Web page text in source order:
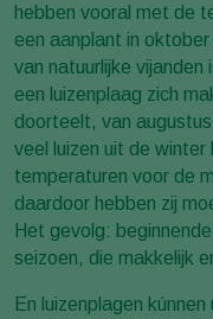
hebben vooral met de
een aanplant in
van natuurlijke
een luizenplaag zich
doorteelt, van
veel luizen uit de winter
temperaturen voor de
daardoor hebben zij
Het gevolg:
seizoen, die makkelijk
En luizenplagen